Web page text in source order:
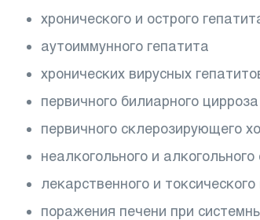
хронического и острого
аутоиммунного гепатита
хронических вирусных
первичного билиарного цирроза
первичного склерозирующего
неалкогольного и
лекарственного и токсического
поражения печени при